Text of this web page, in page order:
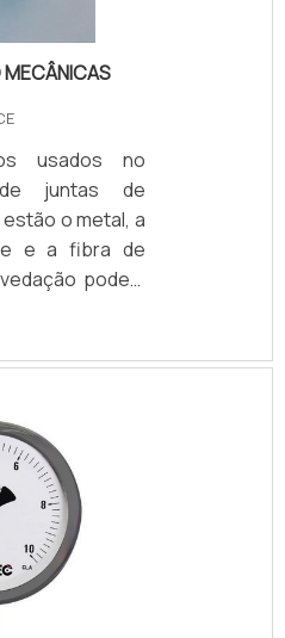
usados no
de juntas de
o metal, a
e a fibra de
podem
por meio de
conforme
de vedação
partes sejam
haja lacunas
As
espaço vazio
dos dois